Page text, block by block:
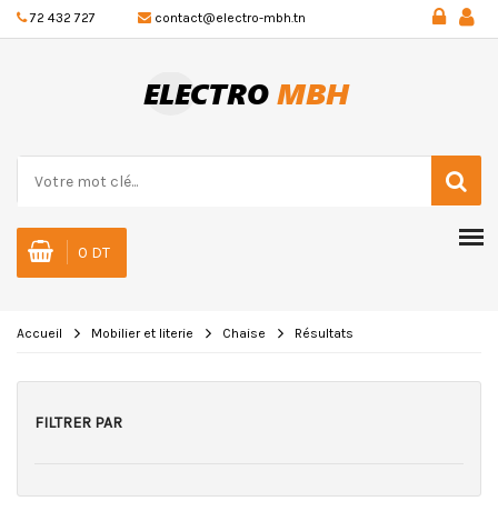
72 432 727 contact@electro-mbh.tn
0 DT
Accueil Mobilier et literie Chaise Résultats
FILTRER PAR